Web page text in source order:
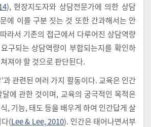
), 현장지도자와 상담전문가에 의한 상담
에 이를 구분 짓는 것 또한 간과해서는 안
라서 기존의 접근에서 다루어진 상담역량
구되는 상담역량이 부합되는지를 확인하
져야 할 것으로 판단된다.
과 관련된 여러 가지 활동이다. 교육은 인간
에 관한 것이며, 교육의 궁극적인 목적은
, 기능, 태도 등을 배우게 하여 인간답게 살
(Lee & Lee, 2010). 인간은 태어나면서부